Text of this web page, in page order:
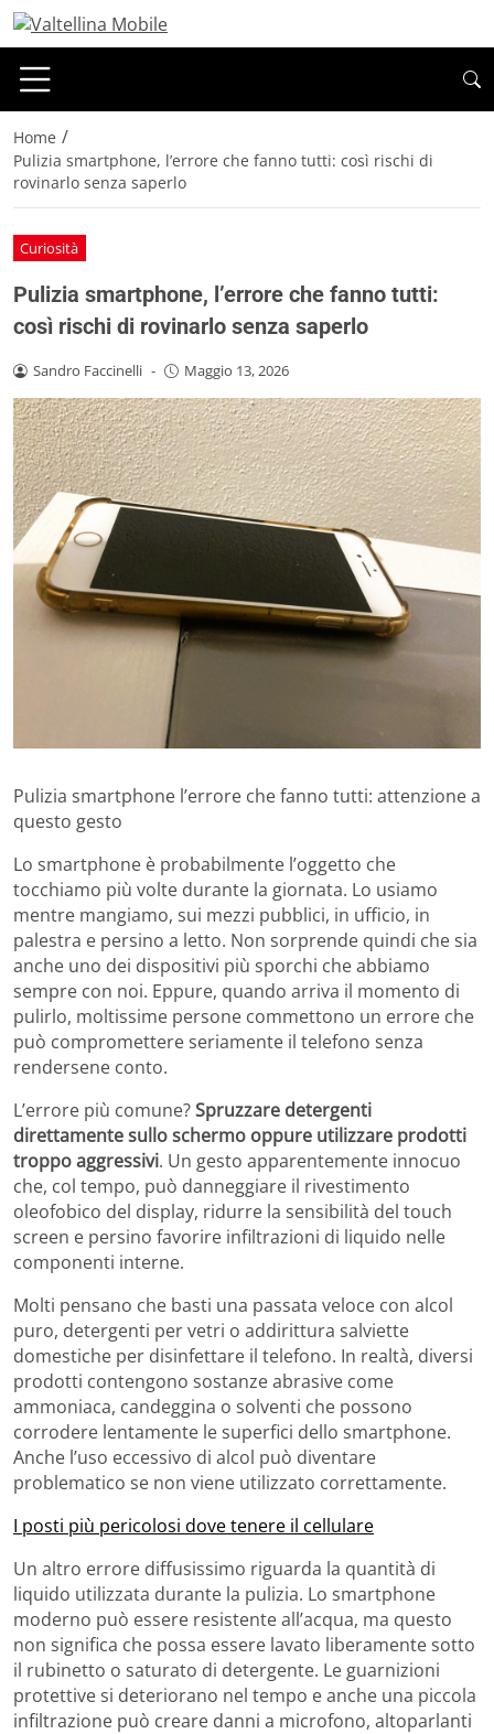
Home /
Pulizia smartphone, l’errore che fanno tutti: così rischi di
rovinarlo senza saperlo
Curiosità
Pulizia smartphone, l’errore che fanno tutti:
così rischi di rovinarlo senza saperlo
Sandro Faccinelli - Maggio 13, 2026
Pulizia smartphone l’errore che fanno tutti: attenzione a
questo gesto
Lo smartphone è probabilmente l’oggetto che
tocchiamo più volte durante la giornata. Lo usiamo
mentre mangiamo, sui mezzi pubblici, in ufficio, in
palestra e persino a letto. Non sorprende quindi che sia
anche uno dei dispositivi più sporchi che abbiamo
sempre con noi. Eppure, quando arriva il momento di
pulirlo, moltissime persone commettono un errore che
può compromettere seriamente il telefono senza
rendersene conto.
L’errore più comune?Spruzzare detergenti
direttamente sullo schermo oppure utilizzare prodotti
troppo aggressivi. Un gesto apparentemente innocuo
che, col tempo, può danneggiare il rivestimento
oleofobico del display, ridurre la sensibilità del touch
screen e persino favorire infiltrazioni di liquido nelle
componenti interne.
Molti pensano che basti una passata veloce con alcol
puro, detergenti per vetri o addirittura salviette
domestiche per disinfettare il telefono. In realtà, diversi
prodotti contengono sostanze abrasive come
ammoniaca, candeggina o solventi che possono
corrodere lentamente le superfici dello smartphone.
Anche l’uso eccessivo di alcol può diventare
problematico se non viene utilizzato correttamente.
I posti più pericolosi dove tenere il cellulare
Un altro errore diffusissimo riguarda la quantità di
liquido utilizzata durante la pulizia. Lo smartphone
moderno può essere resistente all’acqua, ma questo
non significa che possa essere lavato liberamente sotto
il rubinetto o saturato di detergente. Le guarnizioni
protettive si deteriorano nel tempo e anche una piccola
infiltrazione può creare danni a microfono, altoparlanti